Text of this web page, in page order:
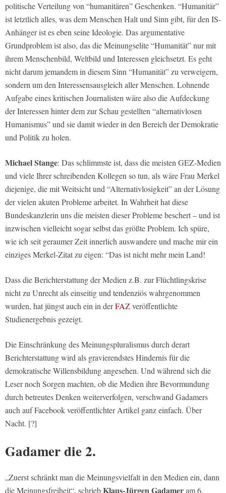
politische Verteilung von “humanitären” Geschenken. “Humanitär”
ist letztlich alles, was dem Menschen Halt und Sinn gibt, für den IS-
Anhänger ist es eben seine Ideologie. Das argumentative
Grundproblem ist also, das die Meinungselite “Humanität” nur mit
ihrem Menschenbild, Weltbild und Interessen gleichsetzt. Es geht
nicht darum jemandem in diesem Sinn “Humanität” zu verweigern,
sondern um den Interessensausgleich aller Menschen. Lohnende
Aufgabe eines kritischen Journalisten wäre also die Aufdeckung
der Interessen hinter dem zur Schau gestellten “alternativlosen
Humanismus” und sie damit wieder in den Bereich der Demokratie
und Politik zu holen.
Michael Stange: Das schlimmste ist, dass die meisten GEZ-Medien
und viele Ihrer schreibenden Kollegen so tun, als wäre Frau Merkel
diejenige, die mit Weitsicht und “Alternativlosigkeit” an der Lösung
der vielen akuten Probleme arbeitet. In Wahrheit hat diese
Bundeskanzlerin uns die meisten dieser Probleme beschert – und ist
inzwischen vielleicht sogar selbst das größte Problem. Ich spüre,
wie ich seit geraumer Zeit innerlich auswandere und mache mir ein
einziges Merkel-Zitat zu eigen: “Das ist nicht mehr mein Land!
Dass die Berichterstattung der Medien z.B. zur Flüchtlingskrise
nicht zu Unrecht als einseitig und tendenziös wahrgenommen
wurden, hat jüngst auch ein in derFAZveröffentlichte
Studienergebnis gezeigt.
Die Einschränkung des Meinungspluralismus durch derart
Berichterstattung wird als gravierendstes Hindernis für die
demokratische Willensbildung angesehen. Und während sich die
Leser noch Sorgen machten, ob die Medien ihre Bevormundung
durch betreutes Denken weiterverfolgen, verschwand Gadamers
auch auf Facebook veröffentlichter Artikel ganz einfach. Über
Nacht. [?]
Gadamer die 2.
„Zuerst schränkt man die Meinungsvielfalt in den Medien ein, dann
die Meinungsfreiheit“, schriebKlaus-Jürgen Gadameram 6.